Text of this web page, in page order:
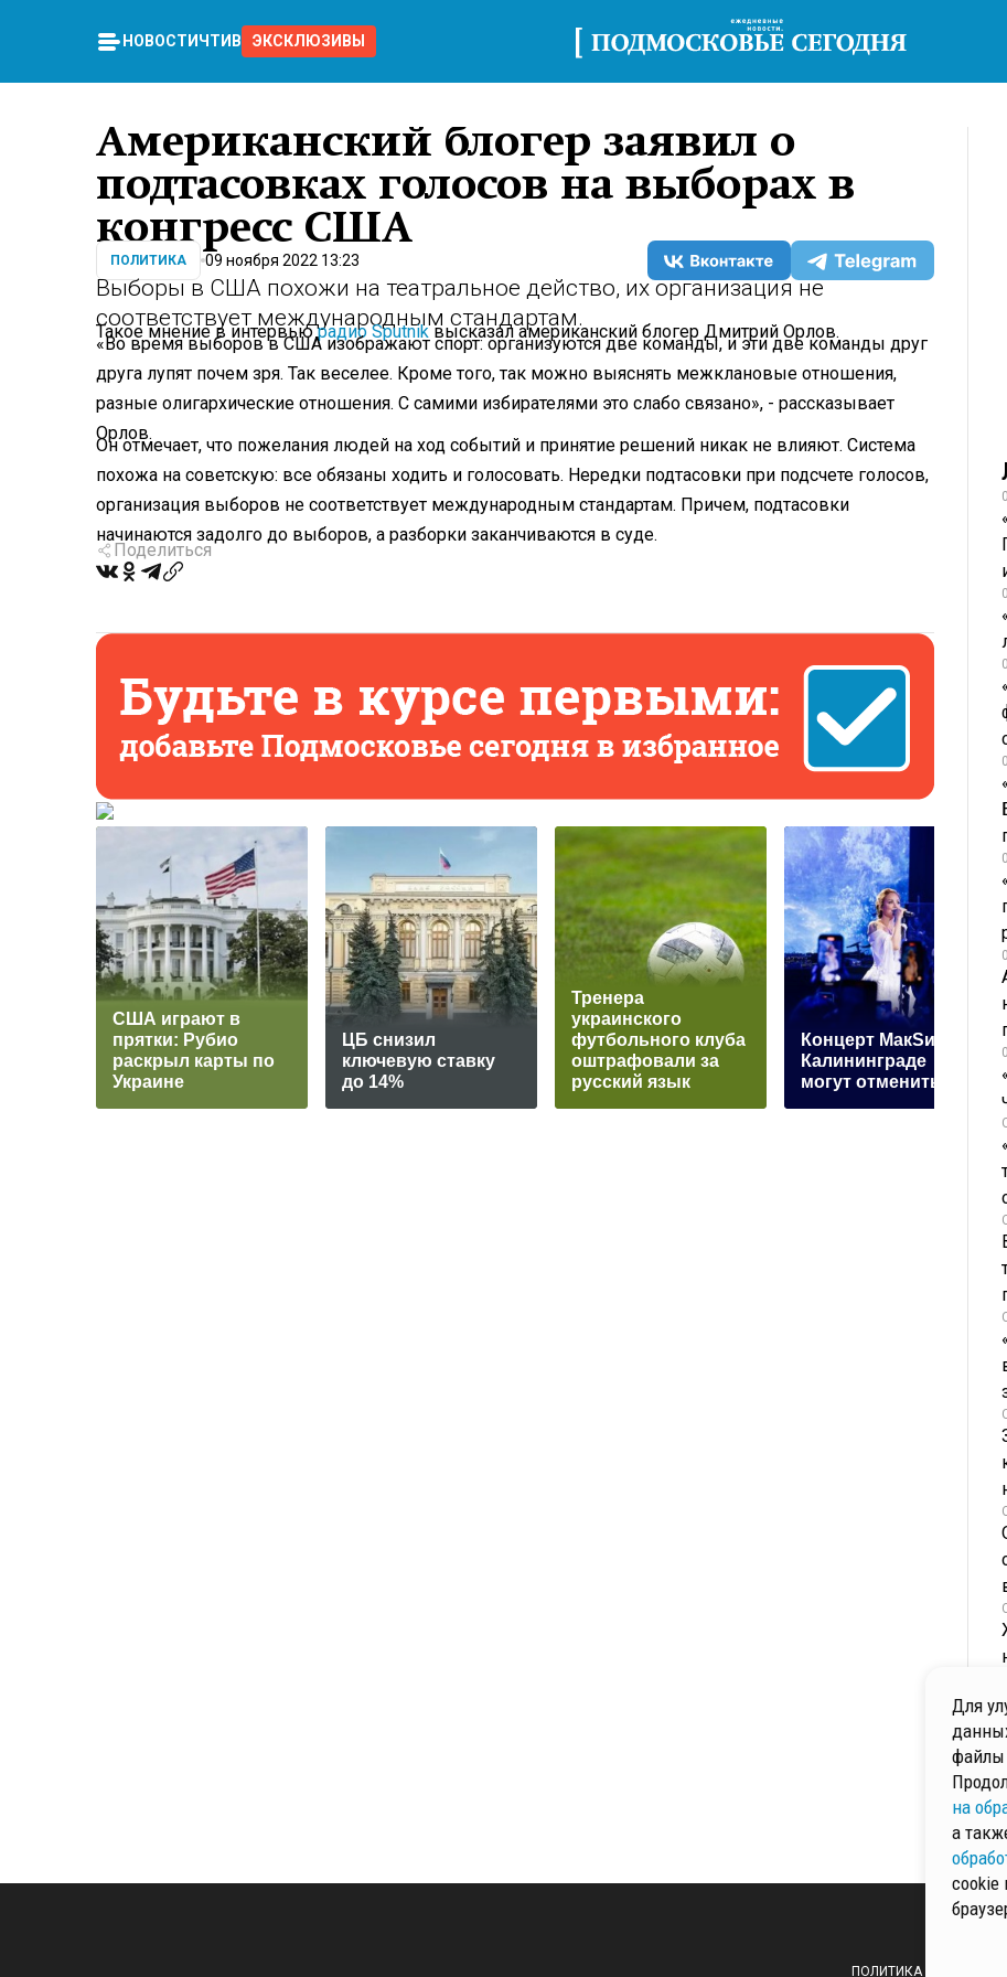
НОВОСТИ ЧТИВО ЭКСКЛЮЗИВЫ
Американский блогер заявил о
подтасовках голосов на выборах в
конгресс США
ПОЛИТИКА 09 ноября 2022 13:23
Выборы в США похожи на театральное действо, их организация не
соответствует международным стандартам.
Такое мнение в интервьюрадио Sputnikвысказал американский блогер Дмитрий Орлов.
«Во время выборов в США изображают спорт: организуются две команды, и эти две команды друг
друга лупят почем зря. Так веселее. Кроме того, так можно выяснять межклановые отношения,
разные олигархические отношения. С самими избирателями это слабо связано», - рассказывает
Орлов.
Он отмечает, что пожелания людей на ход событий и принятие решений никак не влияют. Система
похожа на советскую: все обязаны ходить и голосовать. Нередки подтасовки при подсчете голосов,
организация выборов не соответствует международным стандартам. Причем, подтасовки
начинаются задолго до выборов, а разборки заканчиваются в суде.
Поделиться
США играют в
прятки: Рубио
раскрыл карты по
Украине
ЦБ снизил
ключевую ставку
до 14%
Тренера
украинского
футбольного клуба
оштрафовали за
русский язык
Концерт МакSим в
Калининграде
могут отменить
ПОЛИТИКА ОБРАБОТКИ
Для
файлы
на
а
cookie